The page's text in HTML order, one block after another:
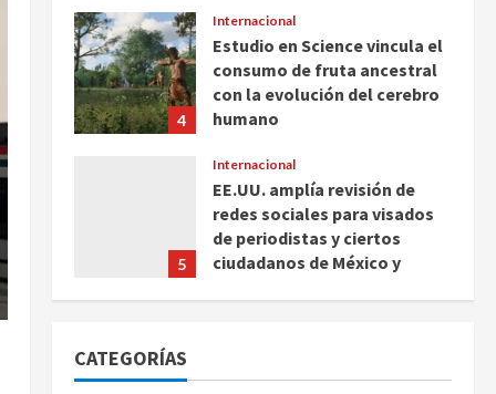
4
Internacional
Estudio en Science vincula el
consumo de fruta ancestral
con la evolución del cerebro
humano
5
Internacional
EE.UU. amplía revisión de
redes sociales para visados
de periodistas y ciertos
ciudadanos de México y
Morelia
CATEGORÍAS